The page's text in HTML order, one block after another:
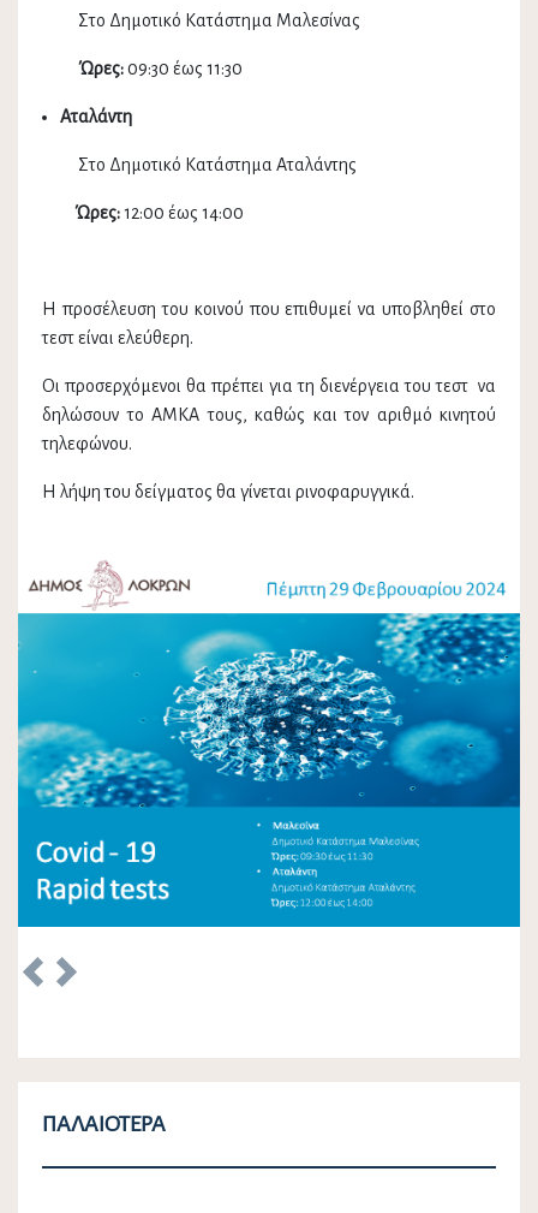
Στο Δημοτικό Κατάστημα Μαλεσίνας
Ώρες:09:30 έως 11:30
Αταλάντη
Στο Δημοτικό Κατάστημα Αταλάντης
Ώρες:12:00 έως 14:00
Η προσέλευση του κοινού που επιθυμεί να υποβληθεί στο
τεστ είναι ελεύθερη.
Οι προσερχόμενοι θα πρέπει για τη διενέργεια του τεστ να
δηλώσουν το ΑΜΚΑ τους, καθώς και τον αριθμό κινητού
τηλεφώνου.
Η λήψη του δείγματος θα γίνεται ρινοφαρυγγικά.
Previous
ΠΑΛΑΙΌΤΕΡΑ